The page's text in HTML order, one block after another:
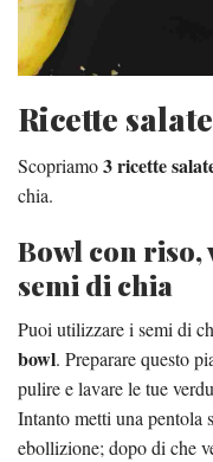
Ricette
Scopriamo3 ricette
chia.
Bowl con riso,
semi di chia
Puoi utilizzare i semi di
bowl. Preparare questo
pulire e lavare le tue
Intanto metti una pentola
ebollizione; dopo di che